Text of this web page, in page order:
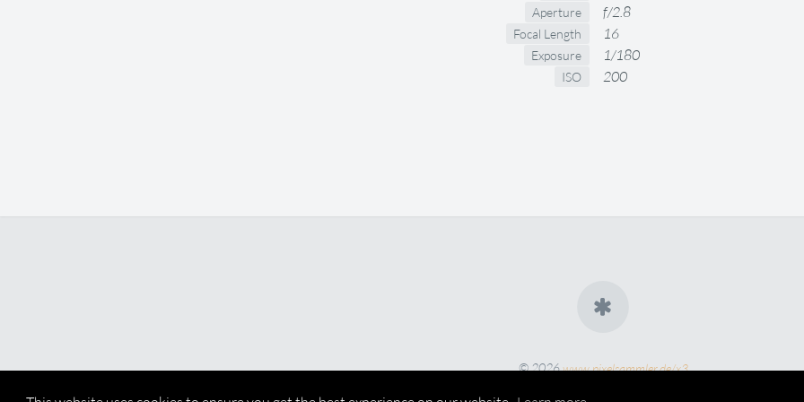
Aperture f/2.8
Focal Length 16
Exposure 1/180
ISO 200
© 2026www.pixelsammler.de/x3